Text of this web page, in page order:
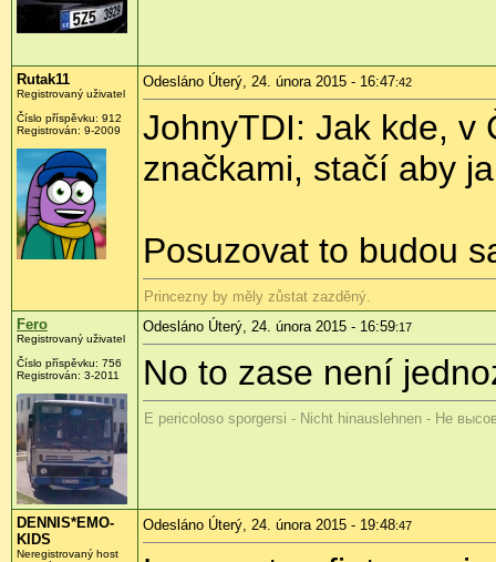
Rutak11
Registrovaný uživatel
Číslo příspěvku: 912
Registrován: 9-2009
Odesláno Úterý, 24. února 2015 - 16:47:42
JohnyTDI: Jak kde, v
značkami, stačí aby
Posuzovat to budou
Princezny by měly zůstat zazděný.
Fero
Registrovaný uživatel
Číslo příspěvku: 756
Registrován: 3-2011
Odesláno Úterý, 24. února 2015 - 16:59:17
No to zase není
E pericoloso sporgersi - Nicht hinauslehnen - Не
DENNIS*EMO-
KIDS
Neregistrovaný host
Odesláno Úterý, 24. února 2015 - 19:48:47